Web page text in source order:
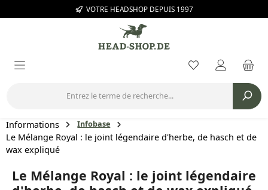
Passer au contenu principalVOTRE HEADSHOP DEPUIS 1997
Vous avez 0
Informations Infobase
Le Mélange Royal : le joint légendaire d'herbe, de hasch et de
wax expliqué
Le Mélange Royal : le joint légendaire